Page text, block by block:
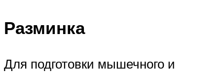
Разминка
Для подготовки мышечного и